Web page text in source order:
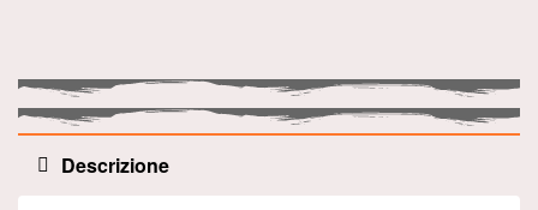
Descrizione